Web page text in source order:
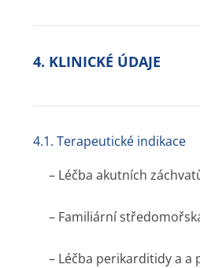
4. KLINICKÉ ÚDAJE
4.1. Terapeutické indikace
– Léčba akutních
– Familiární
– Léčba perikarditidy a